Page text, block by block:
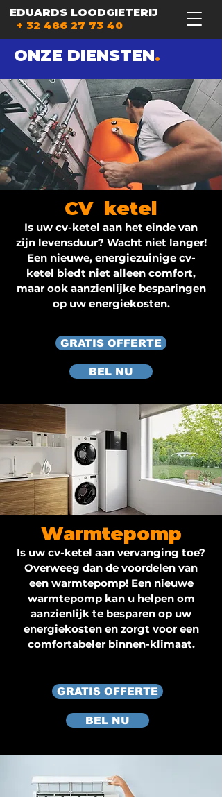
EDUARDS LOODGIETERIJ
+ 32 486 27 73 40
ONZE DIENSTEN.
CV ketel
Is uw cv-ketel aan het einde van
zijn levensduur? Wacht niet langer!
Een nieuwe, energiezuinige cv-
ketel biedt niet alleen comfort,
maar ook aanzienlijke besparingen
op uw energiekosten.
GRATIS OFFERTE
BEL NU
Warmtepomp
Is uw cv-ketel aan vervanging toe?
Overweeg dan de voordelen van
een warmtepomp! Een nieuwe
warmtepomp kan u helpen om
aanzienlijk te besparen op uw
energiekosten en zorgt voor een
comfortabeler binnen-klimaat.
GRATIS OFFERTE
BEL NU